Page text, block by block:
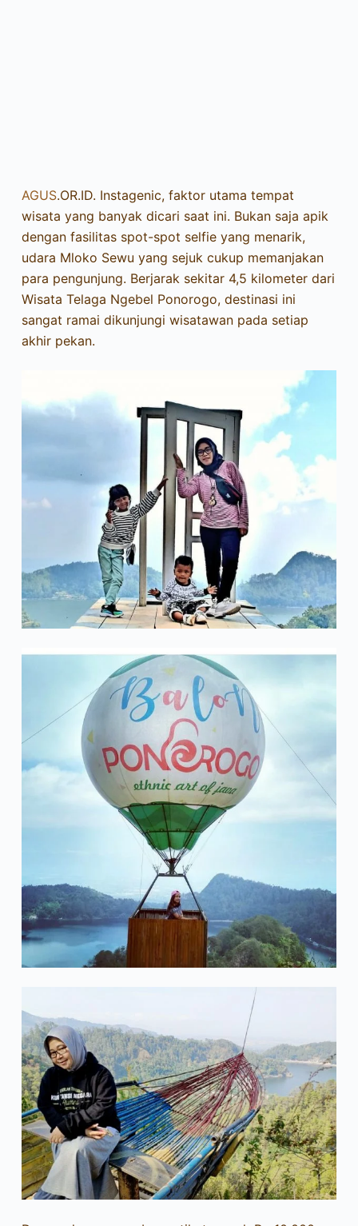
AGUS.OR.ID. Instagenic, faktor utama tempat
wisata yang banyak dicari saat ini. Bukan saja apik
dengan fasilitas spot-spot selfie yang menarik,
udara Mloko Sewu yang sejuk cukup memanjakan
para pengunjung. Berjarak sekitar 4,5 kilometer dari
Wisata Telaga Ngebel Ponorogo, destinasi ini
sangat ramai dikunjungi wisatawan pada setiap
akhir pekan.